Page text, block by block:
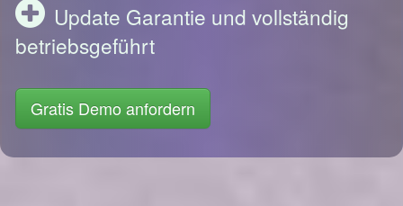
Update Garantie und vollständig
betriebsgeführt
Gratis Demo anfordern